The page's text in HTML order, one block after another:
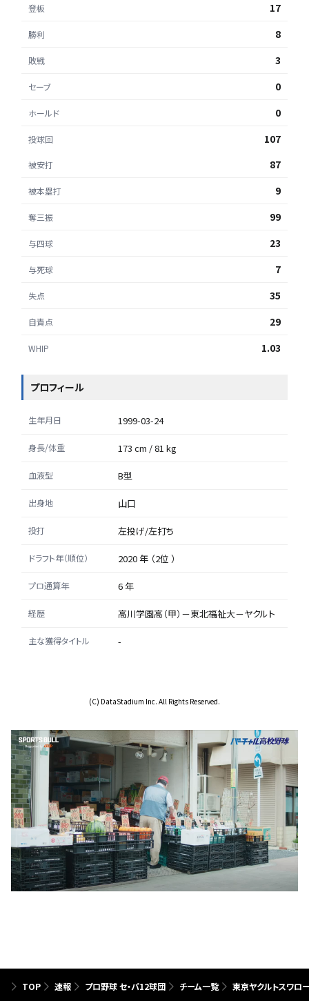
登板 17
勝利 8
敗戦 3
セーブ 0
ホールド 0
投球回 107
被安打 87
被本塁打 9
奪三振 99
与四球 23
与死球 7
失点 35
自責点 29
WHIP 1.03
プロフィール
生年月日 1999-03-24
身長/体重 173 cm / 81 kg
血液型 B型
出身地 山口
投打 左投げ/左打ち
ドラフト年（順位） 2020 年 （2位 ）
プロ通算年 6 年
経歴 高川学園高（甲）－東北福祉大－ヤクルト
主な獲得タイトル -
(C) DataStadium Inc. All Rights Reserved.
TOP 速報 プロ野球 セ・パ12球団 チーム一覧 東京ヤクルトスワロ